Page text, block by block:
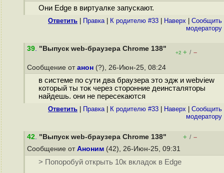
Они Edge в виртуалке запускают.
Ответить Правка| К родителю #33 Наверх
Cообщить
модератору
39. "Выпуск web-браузера Chrome 138"
+2 + / –
Сообщение от анон (?), 26-Июн-25, 08:24
в системе по сути два браузера это эдж и webview
который ты ток через сторонние деинсталяторы
найдешь. они не пересекаются
Ответить Правка| К родителю #33 Наверх
Cообщить
модератору
42. "Выпуск web-браузера Chrome 138" + / –
Сообщение от Аноним (42), 26-Июн-25, 09:31
> Попоробуй открыть 10к вкладок в Edge